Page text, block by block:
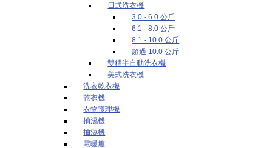
日式洗衣機
3.0 - 6.0 公斤
6.1 - 8.0 公斤
8.1 - 10.0 公斤
超過 10.0 公斤
雙糟半自動洗衣機
美式洗衣機
洗衣乾衣機
乾衣機
衣物護理機
抽濕機
抽濕機
電暖爐